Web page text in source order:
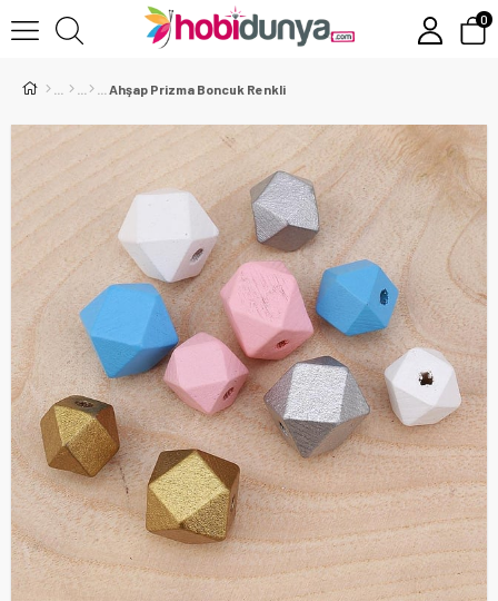
0
Ahşap Prizma Boncuk Renkli